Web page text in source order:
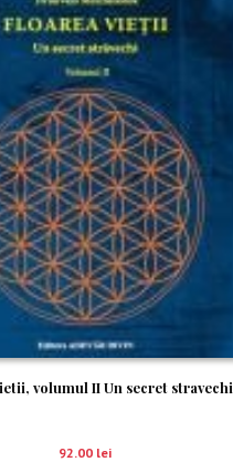
volumul II Un secret stravechi
92.00 lei